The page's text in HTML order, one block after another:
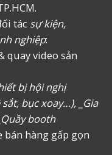
tác sự kiện,
nghiệp:
quay video sản
bị hội nghị
bục xoay…), _Gia
booth
bán hàng gấp gọn